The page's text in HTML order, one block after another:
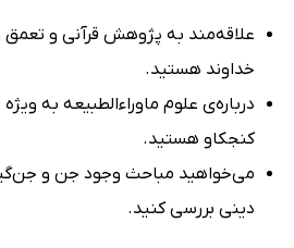
علاقه‌مند به پژوهش قرآنی و تعمق
خداوند هستید.
درباره‌ی علوم ماوراءالطبیعه به
کنجکاو هستید.
می‌خواهید مباحث وجود جن و
دینی بررسی کنید.